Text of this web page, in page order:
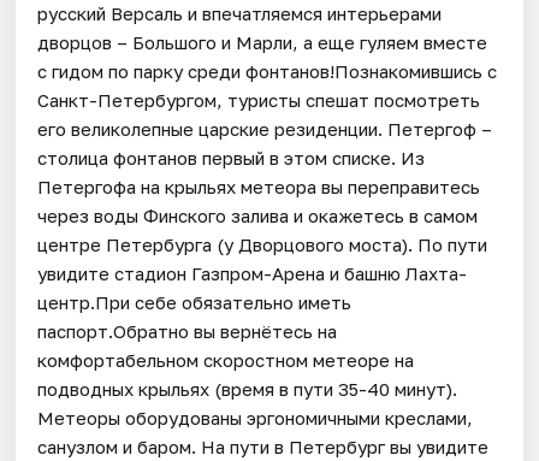
русский Версаль и впечатляемся интерьерами
дворцов – Большого и Марли, а еще гуляем вместе
с гидом по парку среди фонтанов!Познакомившись с
Санкт-Петербургом, туристы спешат посмотреть
его великолепные царские резиденции. Петергоф –
столица фонтанов первый в этом списке. Из
Петергофа на крыльях метеора вы переправитесь
через воды Финского залива и окажетесь в самом
центре Петербурга (у Дворцового моста). По пути
увидите стадион Газпром-Арена и башню Лахта-
центр.При себе обязательно иметь
паспорт.Обратно вы вернётесь на
комфортабельном скоростном метеоре на
подводных крыльях (время в пути 35-40 минут).
Метеоры оборудованы эргономичными креслами,
санузлом и баром. На пути в Петербург вы увидите